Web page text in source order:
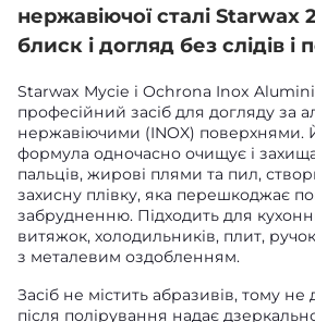
нержавіючої сталі
блиск і догляд без слідів і
Starwax Mycie i Ochrona Inox
професійний засіб для догляду за
нержавіючими (INOX) поверхнями.
формула одночасно очищує і
пальців, жирові плями та пил,
захисну плівку, яка перешкоджає
забрудненню. Підходить для
витяжок, холодильників, плит,
з металевим оздобленням.
Засіб не містить абразивів, тому
після полірування надає